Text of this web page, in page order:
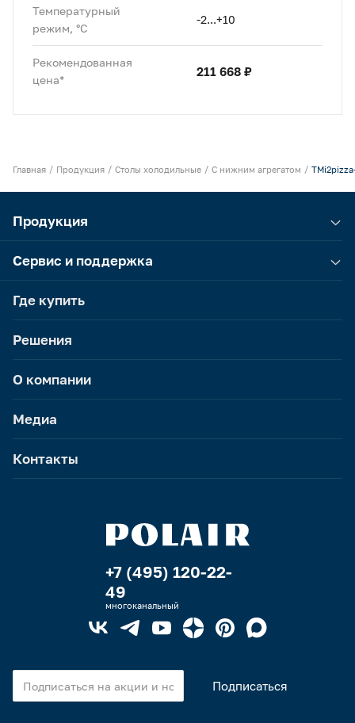
Температурный
режим, °C
-2...+10
Рекомендованная
цена*
211 668 ₽
Главная Продукция Столы холодильные С нижним агрегатом
Продукция
Сервис и поддержка
Где купить
Решения
О компании
Медиа
Контакты
+7 (495) 120-22-
49
многоканальный